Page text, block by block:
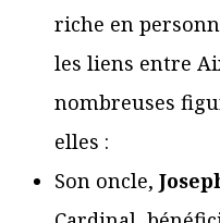
riche en
les liens entre
nombreuses
elles :
Son oncle,